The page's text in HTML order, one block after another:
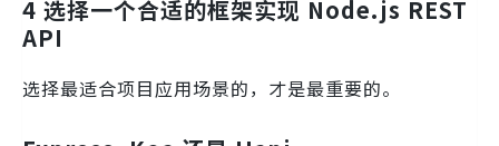
4 选择一个合适的框架实现 Node.js REST
API
选择最适合项目应用场景的，才是最重要的。